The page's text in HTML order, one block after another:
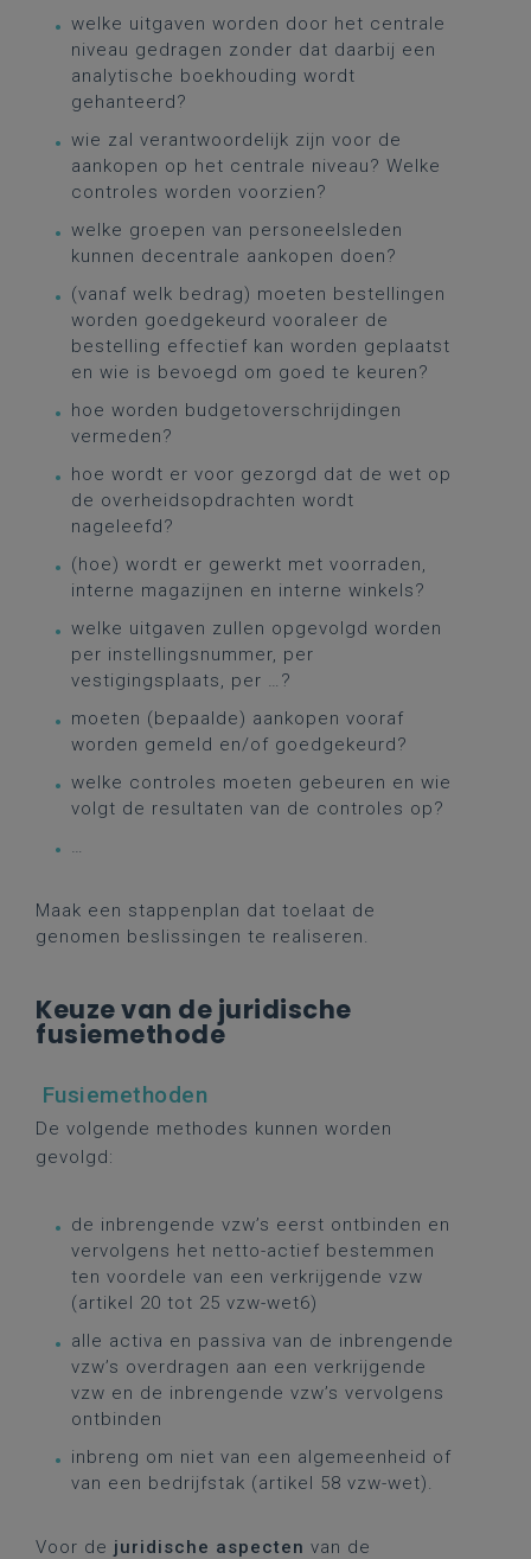
welke uitgaven worden door het centrale
niveau gedragen zonder dat daarbij een
analytische boekhouding wordt
gehanteerd?
wie zal verantwoordelijk zijn voor de
aankopen op het centrale niveau? Welke
controles worden voorzien?
welke groepen van personeelsleden
kunnen decentrale aankopen doen?
(vanaf welk bedrag) moeten bestellingen
worden goedgekeurd vooraleer de
bestelling effectief kan worden geplaatst
en wie is bevoegd om goed te keuren?
hoe worden budgetoverschrijdingen
vermeden?
hoe wordt er voor gezorgd dat de wet op
de overheidsopdrachten wordt
nageleefd?
(hoe) wordt er gewerkt met voorraden,
interne magazijnen en interne winkels?
welke uitgaven zullen opgevolgd worden
per instellingsnummer, per
vestigingsplaats, per …?
moeten (bepaalde) aankopen vooraf
worden gemeld en/of goedgekeurd?
welke controles moeten gebeuren en wie
volgt de resultaten van de controles op?
…
Maak een stappenplan dat toelaat de
genomen beslissingen te realiseren.
Keuze van de juridische
fusiemethode
Fusiemethoden
De volgende methodes kunnen worden
gevolgd:
de inbrengende vzw’s eerst ontbinden en
vervolgens het netto-actief bestemmen
ten voordele van een verkrijgende vzw
(artikel 20 tot 25 vzw-wet6)
alle activa en passiva van de inbrengende
vzw’s overdragen aan een verkrijgende
vzw en de inbrengende vzw’s vervolgens
ontbinden
inbreng om niet van een algemeenheid of
van een bedrijfstak (artikel 58 vzw-wet).
Voor de juridische aspecten van de